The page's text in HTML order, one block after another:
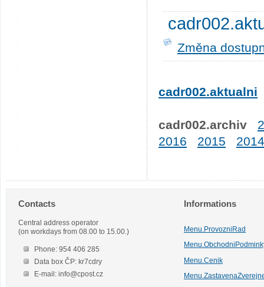
Změna
cadr002.aktualni
cadr002.archiv
2016
2015 2014
Contacts
Central address operator
(on workdays from 08.00 to 15.00.)
Phone: 954 406 285
Data box ČP: kr7cdry
E-mail: info@cpost.cz
Informations
Menu.ProvozniRad
Menu.Cenik